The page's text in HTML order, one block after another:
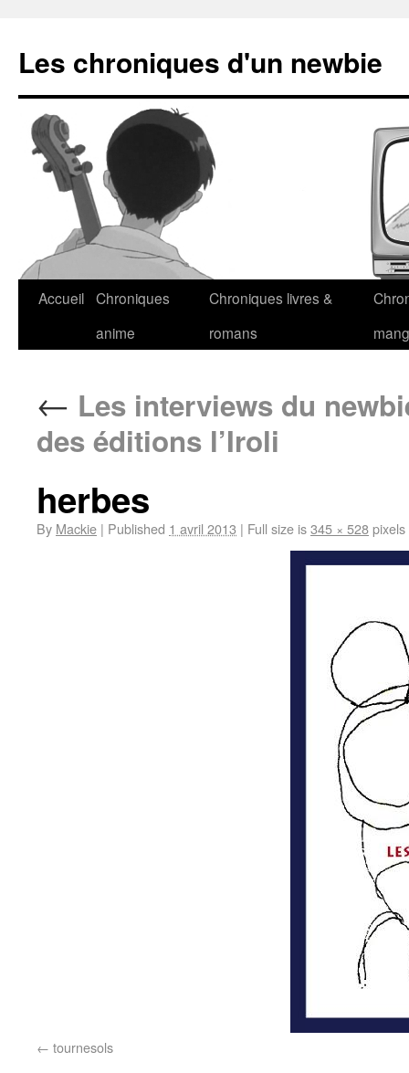
Les chroniques d'un newbie
Accueil Chroniques
anime
Chroniques livres &
romans
← Les interviews du
des éditions l’Iroli
herbes
By Mackie | Published 1 avril 2013 | Full size is345 × 528pixels
tournesols